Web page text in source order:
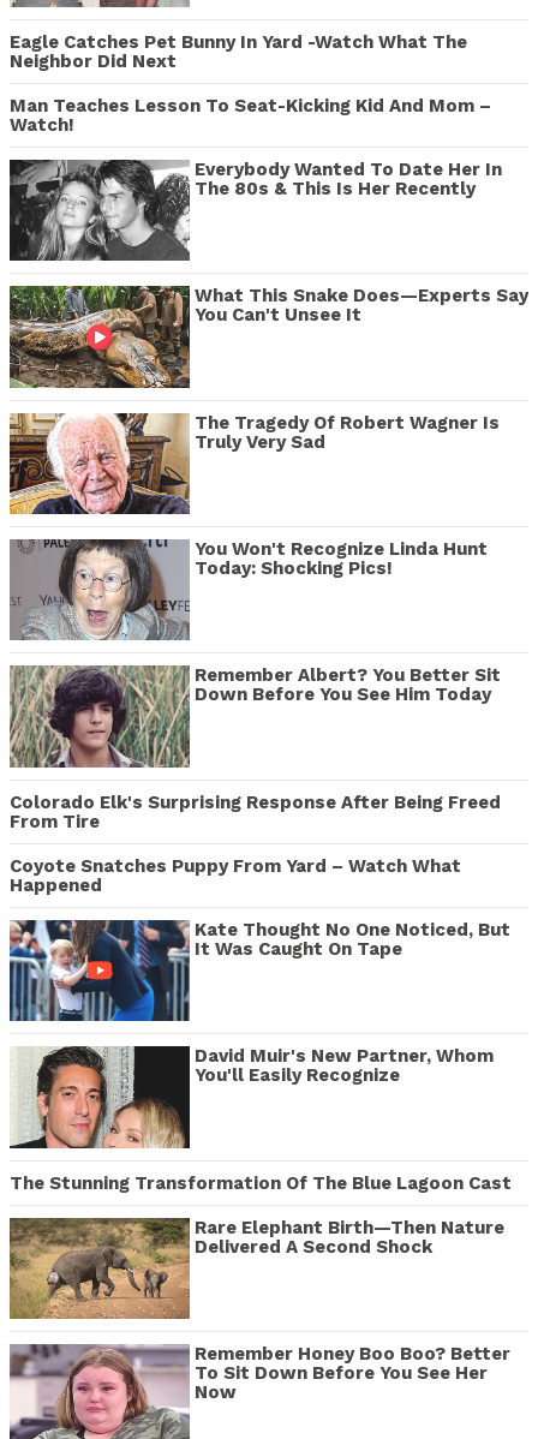
Eagle Catches Pet Bunny In Yard -Watch What The
Neighbor Did Next
Man Teaches Lesson To Seat-Kicking Kid And Mom –
Watch!
Everybody Wanted To Date Her In
The 80s & This Is Her Recently
What This Snake Does—Experts Say
You Can't Unsee It
The Tragedy Of Robert Wagner Is
Truly Very Sad
You Won't Recognize Linda Hunt
Today: Shocking Pics!
Remember Albert? You Better Sit
Down Before You See Him Today
Colorado Elk's Surprising Response After Being Freed
From Tire
Coyote Snatches Puppy From Yard – Watch What
Happened
Kate Thought No One Noticed, But
It Was Caught On Tape
David Muir's New Partner, Whom
You'll Easily Recognize
The Stunning Transformation Of The Blue Lagoon Cast
Rare Elephant Birth—Then Nature
Delivered A Second Shock
Remember Honey Boo Boo? Better
To Sit Down Before You See Her
Now